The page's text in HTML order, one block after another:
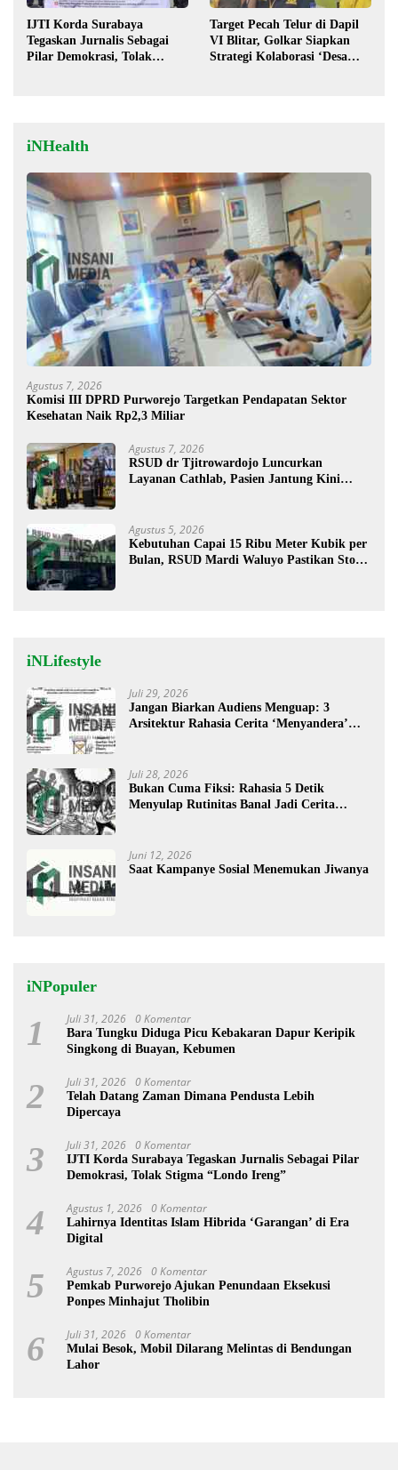
IJTI Korda Surabaya
Tegaskan Jurnalis Sebagai
Pilar Demokrasi, Tolak
Target Pecah Telur di Dapil
VI Blitar, Golkar Siapkan
Strategi Kolaborasi ‘Desa
iNHealth
Agustus 7, 2026
Komisi III DPRD Purworejo Targetkan Pendapatan Sektor
Kesehatan Naik Rp2,3 Miliar
Agustus 7, 2026
RSUD dr Tjitrowardojo Luncurkan
Layanan Cathlab, Pasien Jantung Kini
Agustus 5, 2026
Kebutuhan Capai 15 Ribu Meter Kubik per
Bulan, RSUD Mardi Waluyo Pastikan Stok
iNLifestyle
Juli 29, 2026
Jangan Biarkan Audiens Menguap: 3
Arsitektur Rahasia Cerita ‘Menyandera’
Juli 28, 2026
Bukan Cuma Fiksi: Rahasia 5 Detik
Menyulap Rutinitas Banal Jadi Cerita
Juni 12, 2026
Saat Kampanye Sosial Menemukan Jiwanya
iNPopuler
1 Juli 31, 2026 0 Komentar
Bara Tungku Diduga Picu Kebakaran Dapur Keripik
Singkong di Buayan, Kebumen
2 Juli 31, 2026 0 Komentar
Telah Datang Zaman Dimana Pendusta Lebih
Dipercaya
3 Juli 31, 2026 0 Komentar
IJTI Korda Surabaya Tegaskan Jurnalis Sebagai Pilar
Demokrasi, Tolak Stigma “Londo Ireng”
4 Agustus 1, 2026 0 Komentar
Lahirnya Identitas Islam Hibrida ‘Garangan’ di Era
Digital
5 Agustus 7, 2026 0 Komentar
Pemkab Purworejo Ajukan Penundaan Eksekusi
Ponpes Minhajut Tholibin
6 Juli 31, 2026 0 Komentar
Mulai Besok, Mobil Dilarang Melintas di Bendungan
Lahor